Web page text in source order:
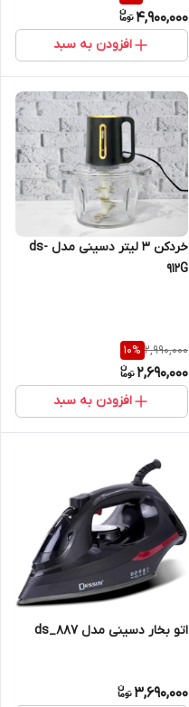
4,900,000
افزودن به سبد
خردکن 3 لیتر دسینی مدل ds-
912G
2,990,000
10%
2,690,000
افزودن به سبد
اتو بخار دسینی مدل ds_887
3,690,000